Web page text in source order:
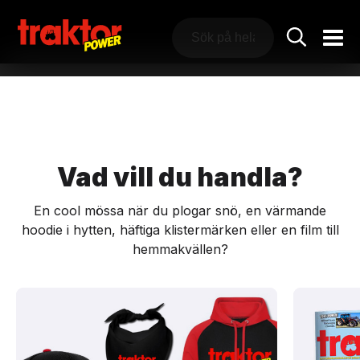
Vad vill du handla?
En cool mössa när du plogar snö, en värmande
hoodie i hytten, häftiga klistermärken eller en film till
hemmakvällen?